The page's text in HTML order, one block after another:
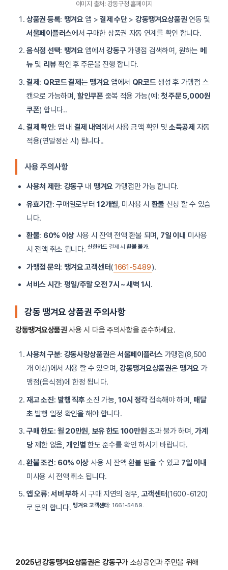
이미지 출처: 강동구청 홈페이지
상품권 등록: 땡겨요앱 >결제 수단> 강동땡겨요상품권 연동 및
서울페이플러스에서 구매한 상품권 자동 연계를 확인 합니다.
음식점 선택: 땡겨요앱에서강동구가맹점 검색하여, 원하는 메
뉴및 리뷰확인 후 주문을 진행 합니다.
결제 : QR코드 결제 는 땡겨요앱에서 QR코드생성 후 가맹점 스
캔으로 가능하며, 할인쿠폰중복 적용 가능(예: 첫 주문 5,000원
쿠폰) 합니다..
결제 확인: 앱 내 결제 내역에서 사용 금액 확인 및소득공제 자동
적용(연말정산 시) 됩니다..
사용 주의사항
사용처 제한: 강동구내 땡겨요가맹점만 가능 합니다.
유효기간: 구매일로부터12개월 , 미사용 시 환불신청 할 수 있습
니다.
환불: 60% 이상 사용 시 잔액 전액 환불 되며, 7일 이내 미사용
시 전액 취소 됩니다.신한카드 결제 시 환불 불가.
가맹점 문의 : 땡겨요 고객센터(1661-5489).
서비스 시간: 평일/주말 오전 7시 ~ 새벽 1시 .
강동 땡겨요 상품권 주의사항
강동땡겨요상품권 사용 시 다음 주의사항을 준수하세요.
사용처 구분: 강동사랑상품권은 서울페이플러스가맹점(8,500
개 이상)에서 사용 할 수 있으며, 강동땡겨요상품권은 땡겨요 가
맹점(음식점)에 한정 됩니다.
재고 소진: 발행 직후소진 가능,10시 정각접속해야 하며, 매달
초발행 일정 확인을 해야 합니다.
구매 한도: 월 20만원, 보유 한도 100만원 초과 불가 하며, 가계
당제한 없음,개인별 한도 준수를 확인 하시기 바랍니다.
환불 조건: 60% 이상 사용 시 잔액 환불 받을 수 있고 7일 이내
미사용 시 전액 취소 됩니다.
앱 오류:서버 부하시 구매 지연의 경우, 고객센터(1600-6120)
로 문의 합니다. 땡겨요 고객센터: 1661-5489.
2025년 강동땡겨요상품권은강동구가 소상공인과 주민을 위해